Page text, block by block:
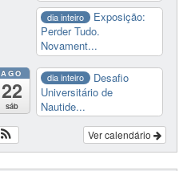
dia inteiro
Exposição:
Perder Tudo.
Novament...
AGO
22
sáb
dia inteiro
Desafio
Universitário de
Nautide...
Ver calendário